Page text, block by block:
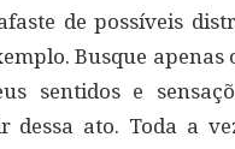
de possíveis
Busque apenas
sentidos e
dessa ato. Toda a